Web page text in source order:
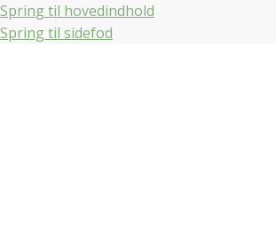
Spring til hovedindhold
Spring til sidefod